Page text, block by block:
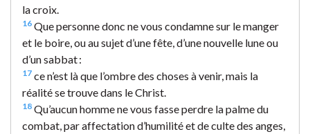
la croix.
16 Que personne donc ne vous condamne sur le manger
et le boire, ou au sujet d’une fête, d’une nouvelle lune ou
d’un sabbat :
17 ce n’est là que l’ombre des choses à venir, mais la
réalité se trouve dans le Christ.
18 Qu’aucun homme ne vous fasse perdre la palme du
combat, par affectation d’humilité et de culte des anges,